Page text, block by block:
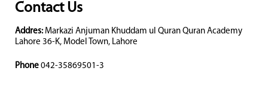
Contact Us
Addres: Markazi Anjuman Khuddam ul Quran Quran Academy
Lahore 36-K, Model Town, Lahore
Phone 042-35869501-3